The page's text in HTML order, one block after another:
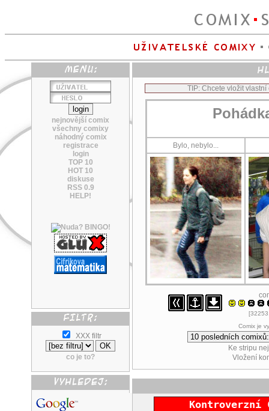
nejnovější comix
všechny comixy
náhodný comix
registrace
login
TOP 10
HOT 10
diskuse
RSS 0.9
HELP!
XXX filtr
co je to?
TIP: Chcete vložit
Bylo, nebylo...
Comix je
Ke stripu
Vložení
Kontroverzní